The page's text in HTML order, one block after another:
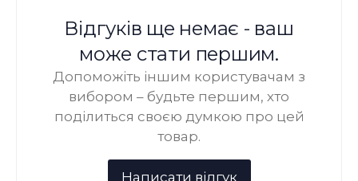
Відгуків ще немає - ваш
може стати першим.
Допоможіть іншим користувачам з
вибором – будьте першим, хто
поділиться своєю думкою про цей
товар.